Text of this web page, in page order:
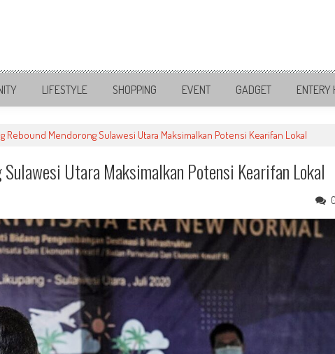
LIFESTYLE SHOPPING EVENT GADGET ENTERY
Rebound Mendorong Sulawesi Utara Maksimalkan Potensi Kearifan Lokal
Sulawesi Utara Maksimalkan Potensi Kearifan Lokal